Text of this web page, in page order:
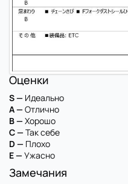
Оценки
S — Идеально
A — Отлично
B — Хорошо
C — Так себе
D — Плохо
E — Ужасно
Замечания